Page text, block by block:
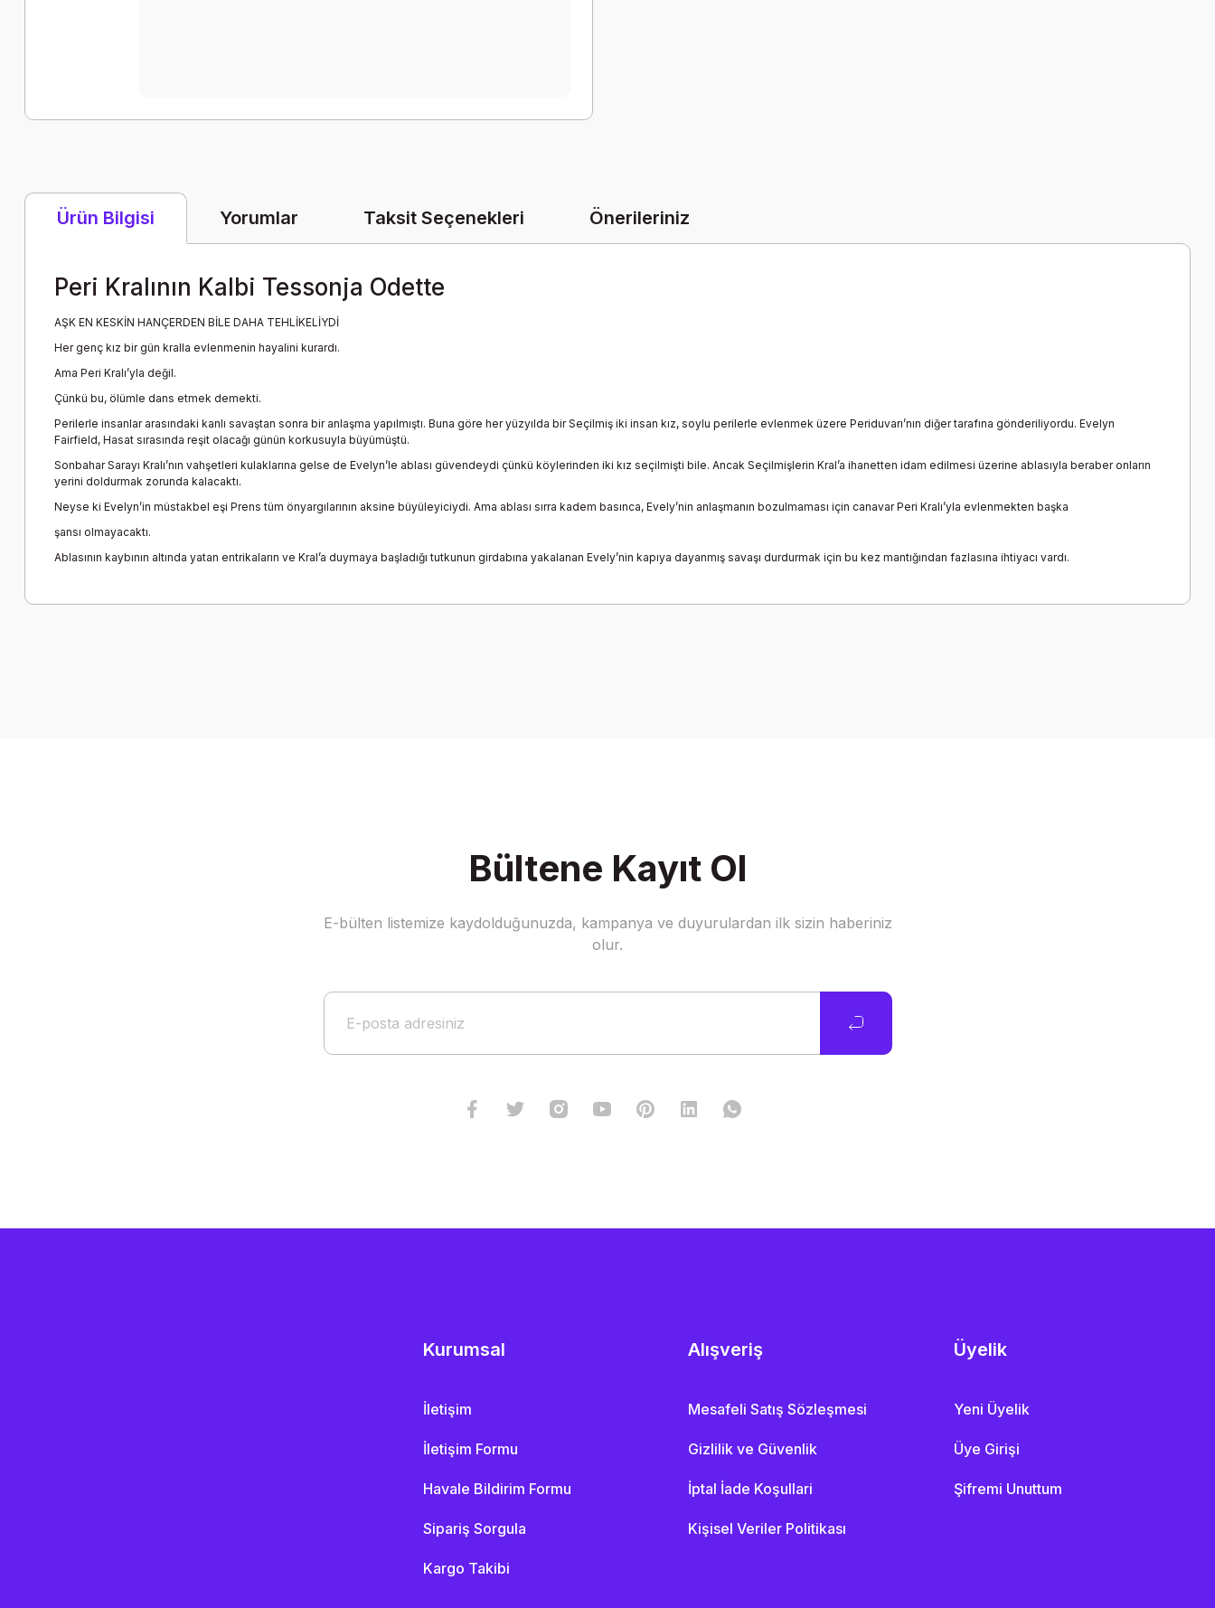
Ürün Bilgisi Yorumlar Taksit Seçenekleri Önerileriniz
Peri Kralının Kalbi Tessonja Odette
AŞK EN KESKİN HANÇERDEN BİLE DAHA TEHLİKELİYDİ
Her genç kız bir gün kralla evlenmenin hayalini kurardı.
Ama Peri Kralı’yla değil.
Çünkü bu, ölümle dans etmek demekti.
Perilerle insanlar arasındaki kanlı savaştan sonra bir anlaşma yapılmıştı. Buna göre her yüzyılda bir Seçilmiş iki insan kız, soylu perilerle evlenmek üzere Periduvarı’nın diğer tarafına gönderiliyordu. Evelyn
Fairfield, Hasat sırasında reşit olacağı günün korkusuyla büyümüştü.
Sonbahar Sarayı Kralı’nın vahşetleri kulaklarına gelse de Evelyn’le ablası güvendeydi çünkü köylerinden iki kız seçilmişti bile. Ancak Seçilmişlerin Kral’a ihanetten idam edilmesi üzerine ablasıyla beraber onların
yerini doldurmak zorunda kalacaktı.
Neyse ki Evelyn’in müstakbel eşi Prens tüm önyargılarının aksine büyüleyiciydi. Ama ablası sırra kadem basınca, Evely’nin anlaşmanın bozulmaması için canavar Peri Kralı’yla evlenmekten başka
şansı olmayacaktı.
Ablasının kaybının altında yatan entrikaların ve Kral’a duymaya başladığı tutkunun girdabına yakalanan Evely’nin kapıya dayanmış savaşı durdurmak için bu kez mantığından fazlasına ihtiyacı vardı.
Gönder
Bültene Kayıt Ol
E-bülten listemize kaydolduğunuzda, kampanya ve duyurulardan ilk sizin haberiniz
olur.
Kurumsal
İletişim
İletişim Formu
Havale Bildirim Formu
Sipariş Sorgula
Kargo Takibi
Alışveriş
Mesafeli Satış Sözleşmesi
Gizlilik ve Güvenlik
İptal İade Koşullari
Kişisel Veriler Politikası
Üyelik
Yeni Üyelik
Üye Girişi
Şifremi Unuttum